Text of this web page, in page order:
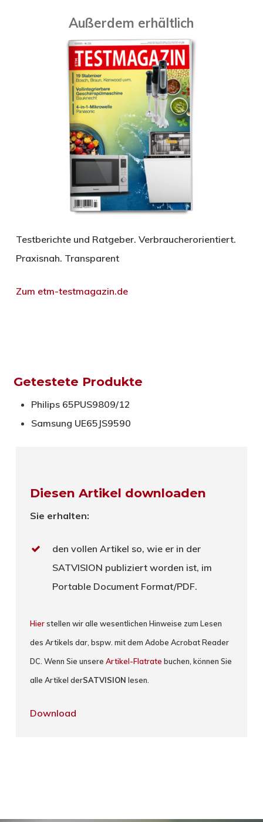
Außerdem erhältlich
Testberichte und Ratgeber. Verbraucherorientiert.
Praxisnah. Transparent
Zum etm-testmagazin.de
Getestete Produkte
Philips 65PUS9809/12
Samsung UE65JS9590
Diesen Artikel downloaden
Sie erhalten:
den vollen Artikel so, wie er in der
SATVISION publiziert worden ist, im
Portable Document Format/PDF.
Hierstellen wir alle wesentlichen Hinweise zum Lesen
des Artikels dar, bspw. mit dem Adobe Acrobat Reader
DC. Wenn Sie unsereArtikel-Flatrate buchen, können Sie
alle Artikel derSATVISION lesen.
Download